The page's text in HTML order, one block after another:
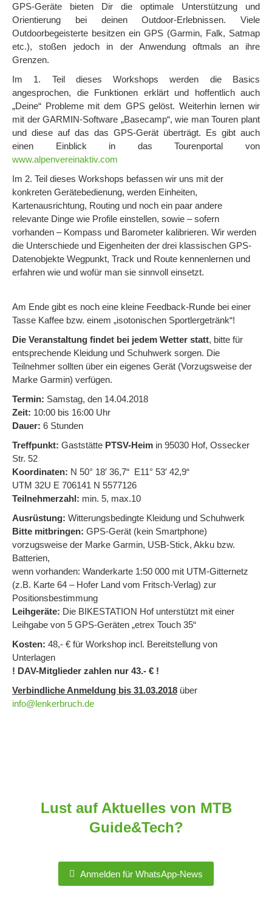
GPS-Geräte bieten Dir die optimale Unterstützung und
Orientierung bei deinen Outdoor-Erlebnissen. Viele
Outdoorbegeisterte besitzen ein GPS (Garmin, Falk, Satmap
etc.), stoßen jedoch in der Anwendung oftmals an ihre
Grenzen.
Im 1. Teil dieses Workshops werden die Basics
angesprochen, die Funktionen erklärt und hoffentlich auch
„Deine“ Probleme mit dem GPS gelöst. Weiterhin lernen wir
mit der GARMIN-Software „Basecamp“, wie man Touren plant
und diese auf das das GPS-Gerät überträgt. Es gibt auch
einen Einblick in das Tourenportal von
www.alpenvereinaktiv.com
Im 2. Teil dieses Workshops befassen wir uns mit der
konkreten Gerätebedienung, werden Einheiten,
Kartenausrichtung, Routing und noch ein paar andere
relevante Dinge wie Profile einstellen, sowie – sofern
vorhanden – Kompass und Barometer kalibrieren. Wir werden
die Unterschiede und Eigenheiten der drei klassischen GPS-
Datenobjekte Wegpunkt, Track und Route kennenlernen und
erfahren wie und wofür man sie sinnvoll einsetzt.
Am Ende gibt es noch eine kleine Feedback-Runde bei einer
Tasse Kaffee bzw. einem „isotonischen Sportlergetränk“!
Die Veranstaltung findet bei jedem Wetter statt, bitte für
entsprechende Kleidung und Schuhwerk sorgen. Die
Teilnehmer sollten über ein eigenes Gerät (Vorzugsweise der
Marke Garmin) verfügen.
Termin: Samstag, den 14.04.2018
Zeit: 10:00 bis 16:00 Uhr
Dauer: 6 Stunden
Treffpunkt: Gaststätte PTSV-Heim in 95030 Hof, Ossecker
Str. 52
Koordinaten: N 50° 18′ 36,7“ E11° 53′ 42,9“
UTM 32U E 706141 N 5577126
Teilnehmerzahl: min. 5, max.10
Ausrüstung: Witterungsbedingte Kleidung und Schuhwerk
Bitte mitbringen: GPS-Gerät (kein Smartphone)
vorzugsweise der Marke Garmin, USB-Stick, Akku bzw.
Batterien,
wenn vorhanden: Wanderkarte 1:50 000 mit UTM-Gitternetz
(z.B. Karte 64 – Hofer Land vom Fritsch-Verlag) zur
Positionsbestimmung
Leihgeräte: Die BIKESTATION Hof unterstützt mit einer
Leihgabe von 5 GPS-Geräten „etrex Touch 35“
Kosten: 48,- € für Workshop incl. Bereitstellung von
Unterlagen
! DAV-Mitglieder zahlen nur 43.- € !
Verbindliche Anmeldung bis 31.03.2018 über
info@lenkerbruch.de
Lust auf Aktuelles von MTB
Guide&Tech?
Anmelden für WhatsApp-News